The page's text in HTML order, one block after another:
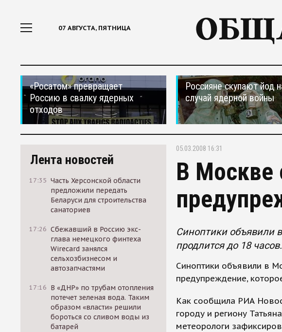
07 АВГУСТА, ПЯТНИЦА
«Росатом» превращает
Россию в свалку ядерных
отходов
Россияне скупают йод
случай ядерной войны
Лента новостей
17:35 Часть Херсонской области
предложили передать
Беларуси для строительства
санаториев
17:26 Сбежавший в Россию экс-
глава немецкого финтеха
Wirecard занялся
сельхозбизнесом и
автозапчастями
17:16 В «ДНР» по трубам отопления
потечет зеленая вода. Таким
образом «власти» решили
бороться со сливом воды из
батарей
05.03.2008 16:31
В Москве
Синоптики объявили
продлится до 18 часов.
Синоптики объявили в
предупреждение,
Как сообщила РИА
городу и региону
метеорологи